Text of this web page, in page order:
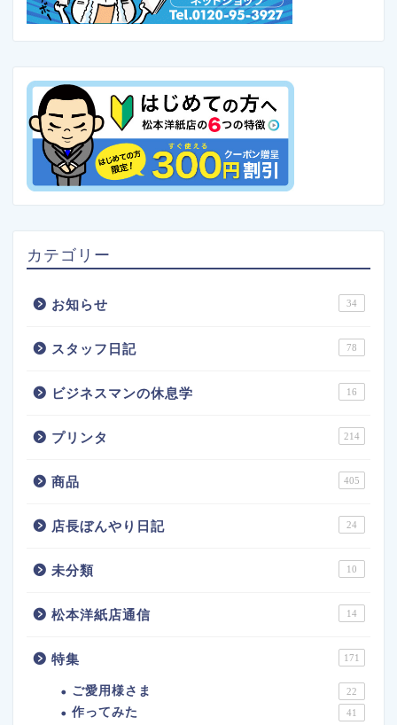
カテゴリー
お知らせ 34
スタッフ日記 78
ビジネスマンの休息学 16
プリンタ 214
商品 405
店長ぼんやり日記 24
未分類 10
松本洋紙店通信 14
特集 171
ご愛用様さま 22
作ってみた 41